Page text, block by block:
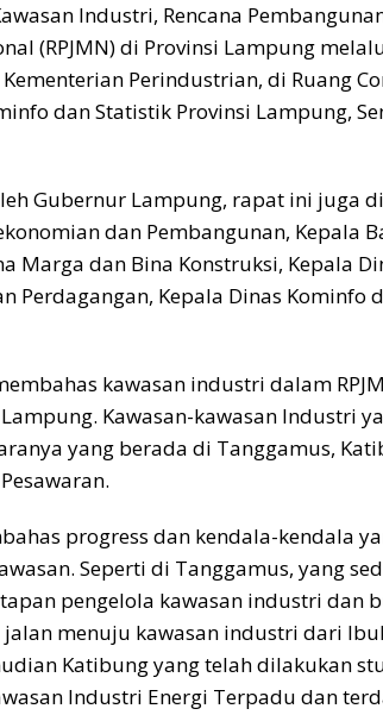
Industri, Rencana
(RPJMN) di Provinsi Lampung
Perindustrian, di Ruang
dan Statistik Provinsi Lampung,
Gubernur Lampung, rapat ini juga
dan Pembangunan, Kepala
Marga dan Bina Konstruksi, Kepala
Perdagangan, Kepala Dinas Kominfo
kawasan industri dalam
Kawasan-kawasan Industri
yang berada di Tanggamus,
progress dan kendala-kendala
Seperti di Tanggamus, yang
pengelola kawasan industri dan
jalan menuju kawasan industri dari
Katibung yang telah dilakukan
Industri Energi Terpadu dan